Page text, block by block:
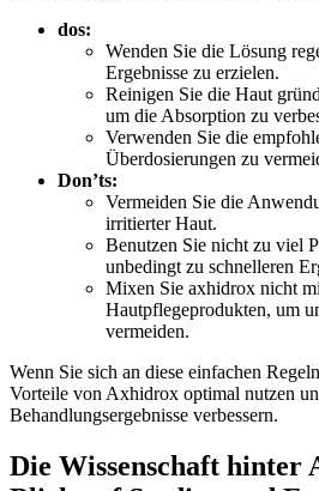
dos:
Wenden Sie ⁢die Lösung
Ergebnisse zu erzielen.
Reinigen Sie die⁤ Haut
um die Absorption zu
Verwenden Sie⁢ die
Überdosierungen zu‍
Don’ts:
Vermeiden ⁣Sie die
irritierter ⁤Haut.
Benutzen Sie nicht ​zu viel
unbedingt zu​ schnelleren
Mixen Sie axhidrox nicht
Hautpflegeprodukten, ⁢um
vermeiden.
Wenn Sie ⁤sich an diese einfachen
Vorteile von Axhidrox optimal nutzen
Behandlungsergebnisse verbessern.
Die Wissenschaft hinter